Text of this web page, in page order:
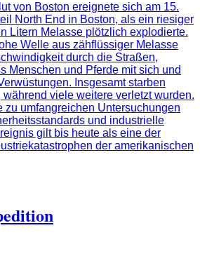
von Boston ereignete sich am 15.
North End in Boston, als ein riesiger
Litern Melasse plötzlich explodierte.
Welle aus zähflüssiger Melasse
durch die Straßen,
Menschen und Pferde mit sich und
Insgesamt starben
viele weitere verletzt wurden.
zu umfangreichen Untersuchungen
und industrielle
gilt bis heute als eine der
der amerikanischen